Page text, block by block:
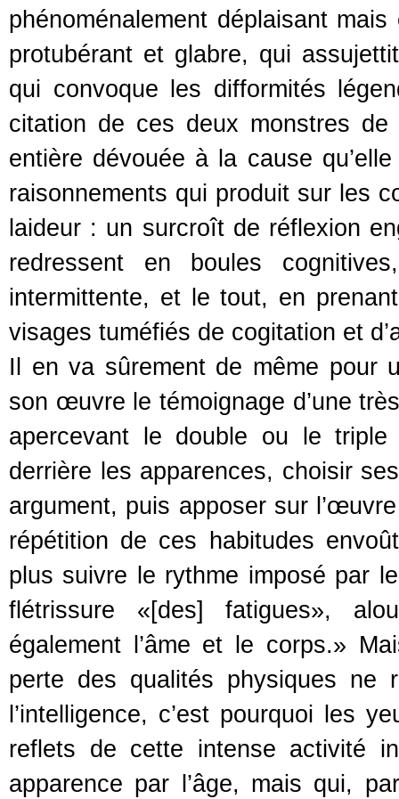
phénoménalement déplaisant
protubérant et glabre, qui
qui convoque les difformités
citation de ces deux monstres de
entière dévouée à la cause
raisonnements qui produit sur les
laideur : un surcroît de réflexion
redressent en boules
intermittente, et le tout, en
visages tuméfiés de cogitation et
Il en va sûrement de même pour
son œuvre le témoignage d’une
apercevant le double ou le
derrière les apparences, choisir
argument, puis apposer sur
répétition de ces habitudes
plus suivre le rythme imposé par
flétrissure «[des] fatigues»,
également l’âme et le corps.»
perte des qualités physiques ne
l’intelligence, c’est pourquoi les
reflets de cette intense activité
apparence par l’âge, mais qui,